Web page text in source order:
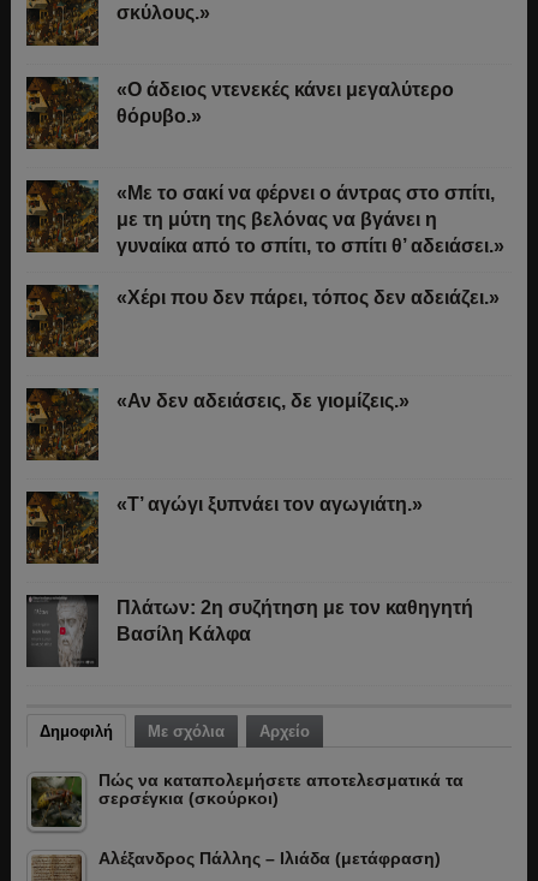
σκύλους.»
«Ο άδειος ντενεκές κάνει μεγαλύτερο
θόρυβο.»
«Με το σακί να φέρνει ο άντρας στο σπίτι,
με τη μύτη της βελόνας να βγάνει η
γυναίκα από το σπίτι, το σπίτι θ’ αδειάσει.»
«Χέρι που δεν πάρει, τόπος δεν αδειάζει.»
«Αν δεν αδειάσεις, δε γιομίζεις.»
«Τ’ αγώγι ξυπνάει τον αγωγιάτη.»
Πλάτων: 2η συζήτηση με τον καθηγητή
Βασίλη Κάλφα
Δημοφιλή Με σχόλια Αρχείο
Πώς να καταπολεμήσετε αποτελεσματικά τα
σερσέγκια (σκούρκοι)
Αλέξανδρος Πάλλης – Ιλιάδα (μετάφραση)